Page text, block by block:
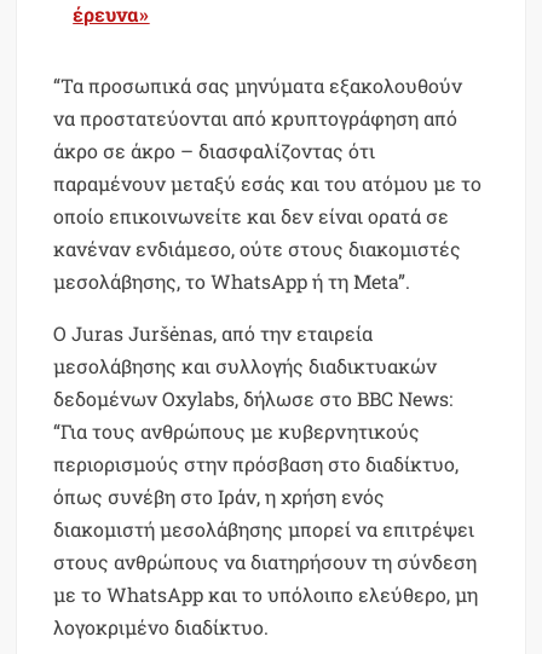
έρευνα»
“Τα προσωπικά σας μηνύματα εξακολουθούν
να προστατεύονται από κρυπτογράφηση από
άκρο σε άκρο – διασφαλίζοντας ότι
παραμένουν μεταξύ εσάς και του ατόμου με το
οποίο επικοινωνείτε και δεν είναι ορατά σε
κανέναν ενδιάμεσο, ούτε στους διακομιστές
μεσολάβησης, το WhatsApp ή τη Meta”.
Ο Juras Juršėnas, από την εταιρεία
μεσολάβησης και συλλογής διαδικτυακών
δεδομένων Oxylabs, δήλωσε στο BBC News:
“Για τους ανθρώπους με κυβερνητικούς
περιορισμούς στην πρόσβαση στο διαδίκτυο,
όπως συνέβη στο Ιράν, η χρήση ενός
διακομιστή μεσολάβησης μπορεί να επιτρέψει
στους ανθρώπους να διατηρήσουν τη σύνδεση
με το WhatsApp και το υπόλοιπο ελεύθερο, μη
λογοκριμένο διαδίκτυο.